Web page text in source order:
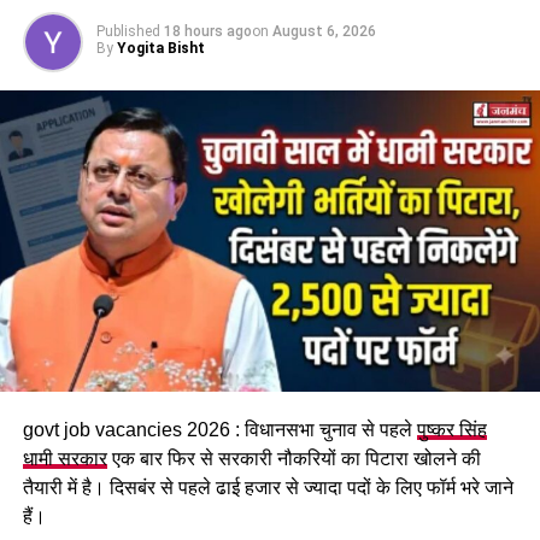
सम्मानित
महिला सशक्तिकरण एवं बाल विकास
ने कहा कि तीलू
रौतेली राज्य स्त्री शक्ति पुरस्कार उत्तराखंड की उन महिलाओं को समर्पित
है जिन्होंने संघर्ष, साहस और समर्पण से समाज में नई पहचान बनाई है।
उन्होंने कहा कि इस वर्ष चयनित महिलाओं ने संस्कृति, खेल, वैज्ञानिक शोध,
पर्यावरण संरक्षण, कृषि, स्वरोजगार, समाजसेवा, महिला सशक्तीकरण और
दिव्यांगजन कल्याण जैसे क्षेत्रों में उल्लेखनीय योगदान दिया है।
Published 18 hours agoon August 6, 2026
By Yogita Bisht
govt job vacancies 2026 : विधानसभा चुनाव से पहलेपुष्कर सिंह
धामी सरकारएक बार फिर से सरकारी नौकरियों का पिटारा खोलने की
तैयारी में है। दिसबंर से पहले ढाई हजार से ज्यादा पदों के लिए फॉर्म भरे जाने
हैं।